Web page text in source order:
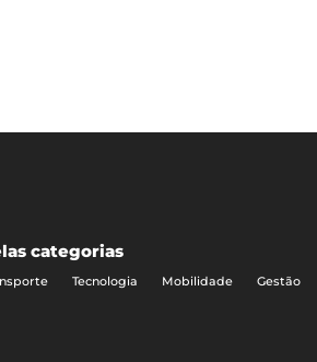
categorias
Tecnologia Mobilidade Gestão